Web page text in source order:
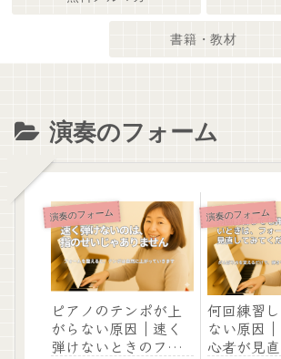
書籍・教材
演奏のフォーム
演奏のフォーム
ピアノのテンポが上
がらない原因｜速く
弾けないときのフォ
演奏のフォーム
何回練習
ない原因
心者が見